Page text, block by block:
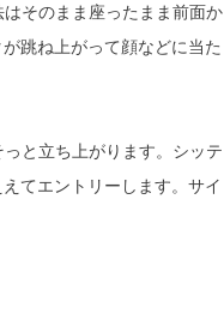
そのまま座ったまま前面か
跳ね上がって顔などに当た
と立ち上がります。シッテ
てエントリーします。サイ